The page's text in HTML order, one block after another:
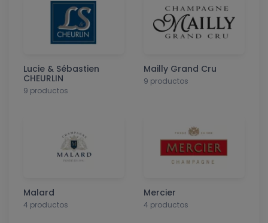
Lucie & Sébastien
CHEURLIN
9 productos
Mailly Grand Cru
9 productos
Malard
4 productos
Mercier
4 productos